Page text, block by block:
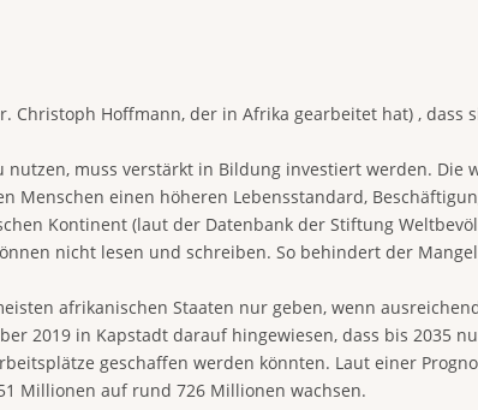
Christoph Hoffmann, der in Afrika gearbeitet hat) , dass
muss verstärkt in Bildung investiert werden. Die
einen höheren Lebensstandard,
Kontinent (laut der Datenbank der Stiftung
nicht lesen und schreiben. So behindert der
afrikanischen Staaten nur geben, wenn
2019 in Kapstadt darauf hingewiesen, dass bis 2035
geschaffen werden könnten. Laut einer
Millionen auf rund 726 Millionen wachsen.